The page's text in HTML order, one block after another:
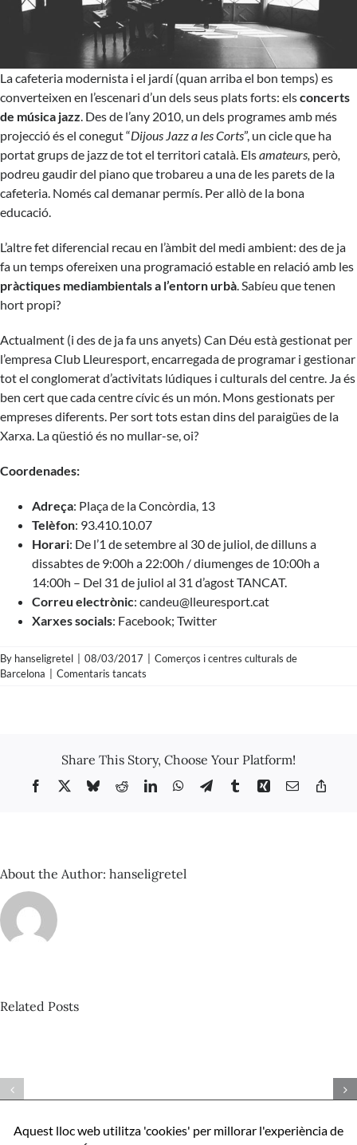
La cafeteria modernista i el jardí (quan arriba el bon temps) es
converteixen en l’escenari d’un dels seus plats forts: elsconcerts
de música jazz . Des de l’any 2010, un dels programes amb més
projecció és el conegut “Dijous Jazz a lesCorts”, un cicle que ha
portat grups de jazz de tot el territori català. Elsamateurs, però
podreu gaudir del piano que trobareu a una de les parets de la
cafeteria. Només cal demanar permís. Per allò de la bona
educació.
L’altre fet diferencial recau en l’àmbit del medi ambient: des de ja
fa un temps ofereixen una programació estable en relació amb les
pràctiques mediambientals a l’entorn urbà . Sabíeu que tenen
hort propi?
Actualment (i des de ja fa uns anyets) Can Déu està gestionat per
l’empresaClub Lleuresport , encarregada de programar i gestionar
tot el conglomerat d’activitats lúdiques i culturals del centre. Ja és
ben cert que cada centre cívic és un món. Mons gestionats per
empreses diferents. Per sort tots estan dins del paraigües de la
Xarxa. La qüestió és no mullar-se, oi?
Coordenades:
Adreça: Plaça de la Concòrdia, 13
Telèfon: 93.410.10.07
Horari: De l’1 de setembre al 30 de juliol, de dilluns a
dissabtes de 9:00h a 22:00h / diumenges de 10:00h a
14:00h – Del 31 de juliol al 31 d’agost TANCAT.
Correu electrònic: candeu@lleuresport.cat
Xarxes socials: Facebook; Twitter
By hanseligretel 08/03/2017
Comerços i centres culturals de
Barcelona
Comentaris tancats
batec
cultural
de
Share This Story, Choose Your Platform!
Facebook BlueskyRedditLinkedInWhatsApp
TelegramTumblrXing Email
About the Author: hanseligretel
Related Posts
verdures
LLibreria
i
Aquest lloc web utilitza 'cookies' per millorar l'experiència de